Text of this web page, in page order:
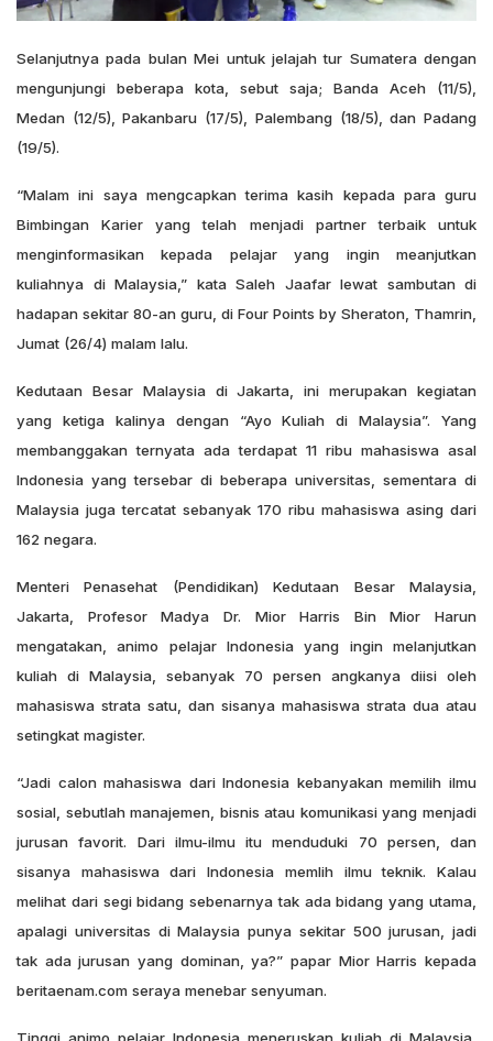
Selanjutnya pada bulan Mei untuk jelajah tur Sumatera dengan
mengunjungi beberapa kota, sebut saja; Banda Aceh (11/5),
Medan (12/5), Pakanbaru (17/5), Palembang (18/5), dan Padang
(19/5).
“Malam ini saya mengcapkan terima kasih kepada para guru
Bimbingan Karier yang telah menjadi partner terbaik untuk
menginformasikan kepada pelajar yang ingin meanjutkan
kuliahnya di Malaysia,” kata Saleh Jaafar lewat sambutan di
hadapan sekitar 80-an guru, di Four Points by Sheraton, Thamrin,
Jumat (26/4) malam lalu.
Kedutaan Besar Malaysia di Jakarta, ini merupakan kegiatan
yang ketiga kalinya dengan “Ayo Kuliah di Malaysia”. Yang
membanggakan ternyata ada terdapat 11 ribu mahasiswa asal
Indonesia yang tersebar di beberapa universitas, sementara di
Malaysia juga tercatat sebanyak 170 ribu mahasiswa asing dari
162 negara.
Menteri Penasehat (Pendidikan) Kedutaan Besar Malaysia,
Jakarta, Profesor Madya Dr. Mior Harris Bin Mior Harun
mengatakan, animo pelajar Indonesia yang ingin melanjutkan
kuliah di Malaysia, sebanyak 70 persen angkanya diisi oleh
mahasiswa strata satu, dan sisanya mahasiswa strata dua atau
setingkat magister.
“Jadi calon mahasiswa dari Indonesia kebanyakan memilih ilmu
sosial, sebutlah manajemen, bisnis atau komunikasi yang menjadi
jurusan favorit. Dari ilmu-ilmu itu menduduki 70 persen, dan
sisanya mahasiswa dari Indonesia memlih ilmu teknik. Kalau
melihat dari segi bidang sebenarnya tak ada bidang yang utama,
apalagi universitas di Malaysia punya sekitar 500 jurusan, jadi
tak ada jurusan yang dominan, ya?” papar Mior Harris kepada
beritaenam.com seraya menebar senyuman.